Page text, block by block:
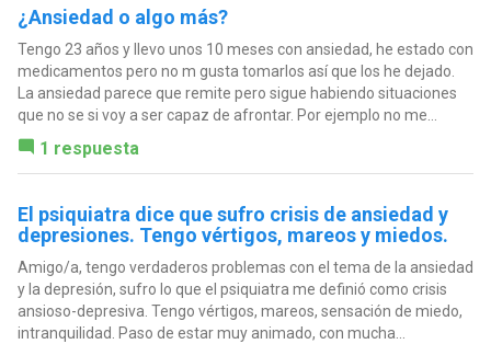
¿Ansiedad o algo más?
Tengo 23 años y llevo unos 10 meses con ansiedad, he estado con
medicamentos pero no m gusta tomarlos así que los he dejado.
La ansiedad parece que remite pero sigue habiendo situaciones
que no se si voy a ser capaz de afrontar. Por ejemplo no me...
1 respuesta
El psiquiatra dice que sufro crisis de ansiedad y
depresiones. Tengo vértigos, mareos y miedos.
Amigo/a, tengo verdaderos problemas con el tema de la ansiedad
y la depresión, sufro lo que el psiquiatra me definió como crisis
ansioso-depresiva. Tengo vértigos, mareos, sensación de miedo,
intranquilidad. Paso de estar muy animado, con mucha...